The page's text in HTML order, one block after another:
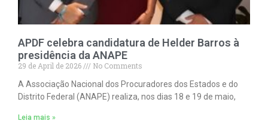
APDF celebra candidatura de Helder Barros à
presidência da ANAPE
29 de April de 2026
No Comments
A Associação Nacional dos Procuradores dos Estados e do
Distrito Federal (ANAPE) realiza, nos dias 18 e 19 de maio,
Leia mais »